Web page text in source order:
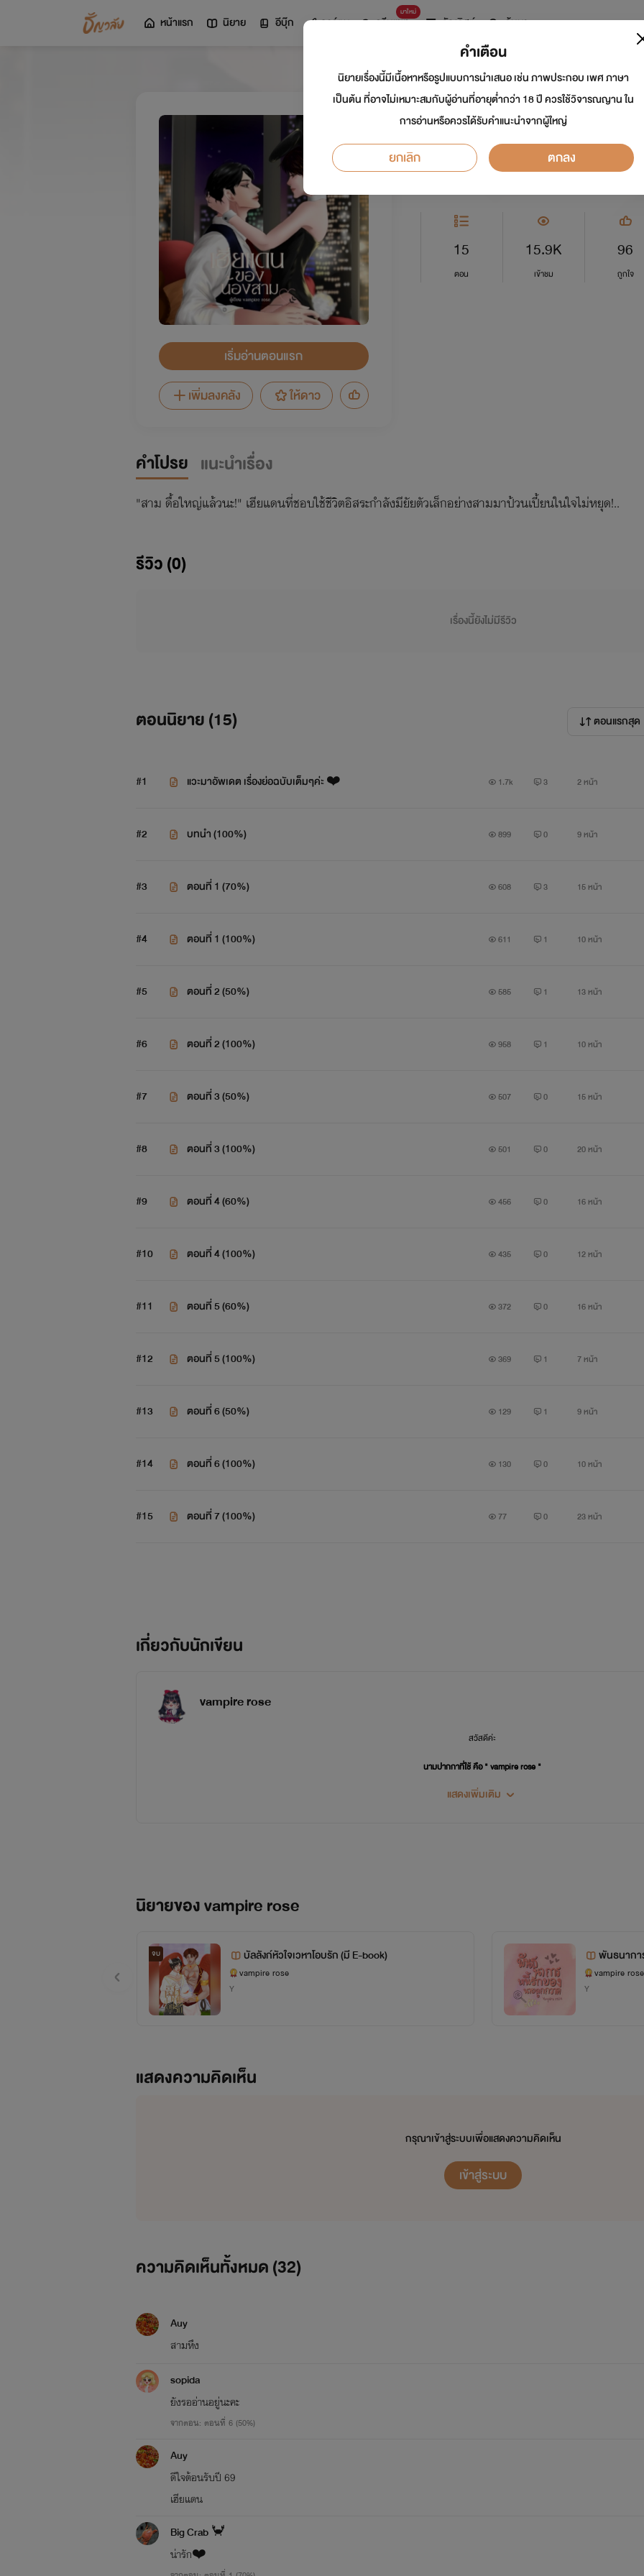
หน้าแรก นิยาย อีบุ๊ก การ์ตูน
มาใหม่
ดรีมแชท ธัญลิสต์ ค้นหา
เริ่มอ่านตอนแรก
เพิ่มลงคลัง
ให้ดาว
เฮียแดนของน้องสาม
นักเขียน:vampire rose
Y
15
ตอน
15.9K
เข้าชม
96
ถูกใจ
คำโปรย แนะนำเรื่อง
"สาม ดื้อใหญ่แล้วนะ!" เฮียแดนที่ชอบใช้ชีวิตอิสระกำลังมียัยตัวเล็กอย่างสามมาป้วนเปี้ยนในใจไม่หยุด!..
รีวิว (0)
เรื่องนี้ยังไม่มีรีวิว
ตอนนิยาย (15) ตอนแรกสุด
#1 แวะมาอัพเดต​ เรื่องย่อ​ฉบับเต็มๆ​ค่ะ ❤️ 1.7k 3 2 หน้า
#2 บทนำ (100%) 899 0 9 หน้า
#3 ตอนที่ 1 (70%) 608 3 15 หน้า
#4 ตอนที่ 1 (100%) 611 1 10 หน้า
#5 ตอนที่ 2 (50%) 585 1 13 หน้า
#6 ตอนที่ 2 (100%) 958 1 10 หน้า
#7 ตอนที่ 3 (50%) 507 0 15 หน้า
#8 ตอนที่ 3 (100%) 501 0 20 หน้า
#9 ตอนที่ 4 (60%) 456 0 16 หน้า
#10 ตอนที่ 4 (100%) 435 0 12 หน้า
#11 ตอนที่ 5 (60%) 372 0 16 หน้า
#12 ตอนที่​ 5 (100%) 369 1 7 หน้า
#13 ตอนที่​ 6 (50%) 129 1 9 หน้า
#14 ตอนที่ 6 (100%) 130 0 10 หน้า
#15 ตอนที่ 7 (100%) 77 0 23 หน้า
เกี่ยวกับนักเขียน
vampire rose
สวัสดีค่ะ
นามปากกาที่ใช้ คือ " vampire rose "
ชอบผลงานของไรท์ ติดตามและพูดคุยกันกับไรท์ได้นะคะ
แสดงเพิ่มเติม
นิยายของ vampire rose
จบ บัลลังก์หัวใจเวหาโอบรัก (มี E-book)
vampire rose
Y
พันธนากา
vampire rose
Y
แสดงความคิดเห็น
กรุณาเข้าสู่ระบบเพื่อแสดงความคิดเห็น
เข้าสู่ระบบ
ความคิดเห็นทั้งหมด (32)
Auy
สามหึง
sopida
ยังรออ่านอยู่นะคะ
จากตอน: ตอนที่​ 6 (50%)
Auy
ดีใจต้อนรับปี 69
เฮียแดน
Big Crab 🦀
น่ารัก❤️
คำเตือน
นิยายเรื่องนี้มีเนื้อหาหรือรูปแบบการนำเสนอ เช่น ภาพประกอบ เพศ ภาษา
เป็นต้น ที่อาจไม่เหมาะสมกับผู้อ่านที่อายุต่ำกว่า 18 ปี ควรใช้วิจารณญาน ใน
การอ่านหรือควรได้รับคำแนะนำจากผู้ใหญ่
ยกเลิก ตกลง